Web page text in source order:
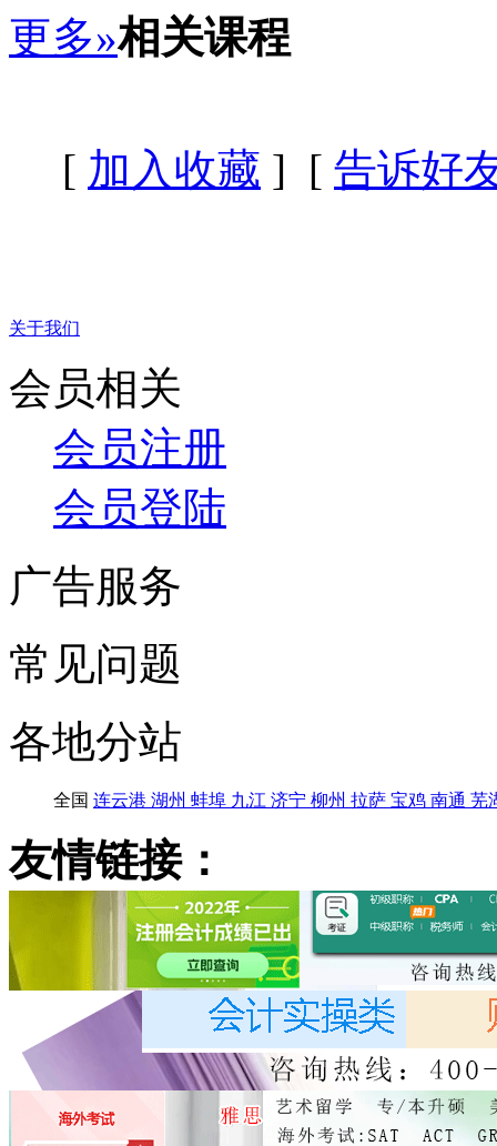
更多»相关课程
[ 加入收藏 ] [ 告诉好
关于我们
会员相关
会员注册
会员登陆
广告服务
常见问题
各地分站
全国 连云港 湖州 蚌埠 九江 济宁 柳州 拉萨 宝鸡 南通 芜
友情链接：